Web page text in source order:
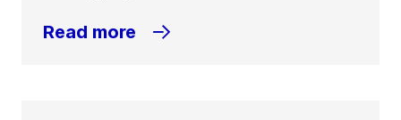
Read more